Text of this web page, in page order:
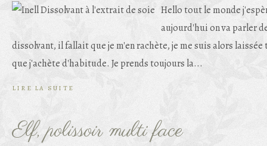
Hello tout le monde
aujourd'hui on va parler
dissolvant, il fallait que je m'en rachète, je me suis alors
que j'achète d'habitude. Je prends toujours la...
LIRE LA SUITE
Elf, polissoir multi face